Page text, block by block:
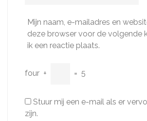
Mijn naam, e-mailadres en
deze browser voor de volgende
ik een reactie plaats.
four + = 5
Stuur mij een e-mail als er
zijn.